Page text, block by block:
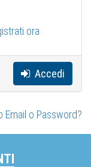
ora
Accedi
Email o Password?